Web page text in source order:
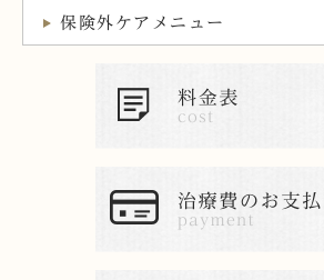
保険外ケアメニュー